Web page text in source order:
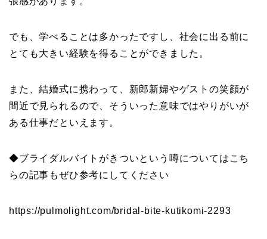
でも、学べることは多かったですし、社会に出る前に
とても大きい経験を得ることができました。
また、結婚式に携わって、新郎新婦やゲストの笑顔が
間近で見られるので、そういった意味ではやりがいが
ある仕事だといえます。
◆ブライダルバイトがきついという噂についてはこち
らの記事もぜひ参考にしてください
https://pulmolight.com/bridal-bite-kutikomi-2293